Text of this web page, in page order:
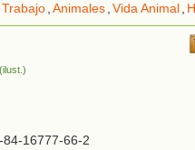
Trabajo,Animales,Vida Animal,
(ilust.)
84-16777-66-2